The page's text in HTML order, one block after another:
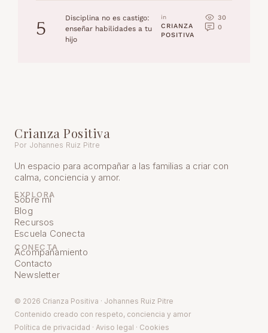
5
Disciplina no es castigo:
enseñar habilidades a tu
hijo
in
CRIANZA
POSITIVA
30
0
Crianza Positiva
Por Johannes Ruiz Pitre
Un espacio para acompañar a las familias a criar con
calma, conciencia y amor.
EXPLORA
Sobre mí
Blog
Recursos
Escuela Conecta
CONECTA
Acompañamiento
Contacto
Newsletter
© 2026 Crianza Positiva · Johannes Ruiz Pitre
Contenido creado con respeto, conciencia y amor
Política de privacidad · Aviso legal · Cookies